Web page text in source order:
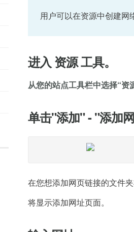
用户可以在资源中创建网
进入 资源 工具。
从您的站点工具栏中选择“资
单击"添加" - "添加网
在您想添加网页链接的文件
将显示添加网址页面。